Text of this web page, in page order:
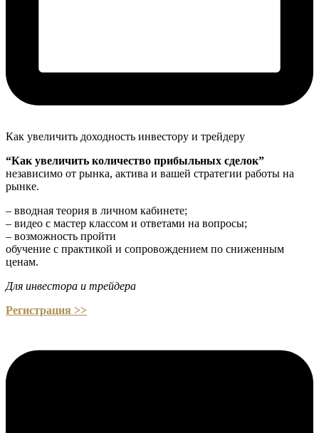
Как увеличить доходность инвестору и трейдеру
“Как увеличить количество прибыльных сделок”
независимо от рынка, актива и вашей стратегии работы на
рынке.
– вводная теория в личном кабинете;
– видео с мастер классом и ответами на вопросы;
– возможность пройти
обучение с практикой и сопровождением по сниженным
ценам.
Для инвестора и трейдера
Регистрация >>